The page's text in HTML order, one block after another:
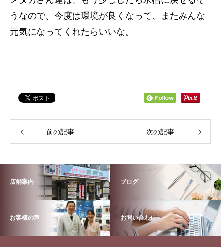
うなので、今度は環境が良くなって、またみんな
元気になってくれたらいいな。
前の記事 次の記事
店舗案内 ブログ
お客様の声 お問い合わせ